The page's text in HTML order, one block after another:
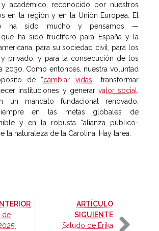
académico, reconocido por nuestros
en la región y en la Unión Europea. El
ha sido mucho y pensamos —
ha sido fructífero para España y la
para su sociedad civil, para los
privado, y para la consecución de los
2030. Como entonces, nuestra voluntad
de “cambiar vidas”, transformar
instituciones y generar valor social,
un mandato fundacional renovado,
en las metas globales de
y en la robusta “alianza público-
la naturaleza de la Carolina. Hay tarea.
-
de
ARTÍCULO
SIGUIENTE-
Saludo de Érika